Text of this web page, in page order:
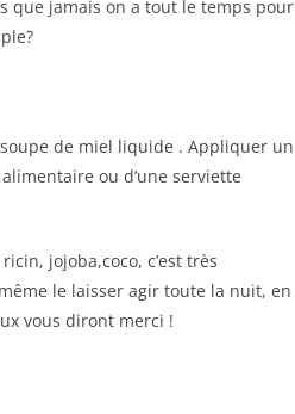
que jamais on a tout le temps pour
de miel liquide . Appliquer un
ou d’une serviette
jojoba,coco, c’est très
le laisser agir toute la nuit, en
vous diront merci !